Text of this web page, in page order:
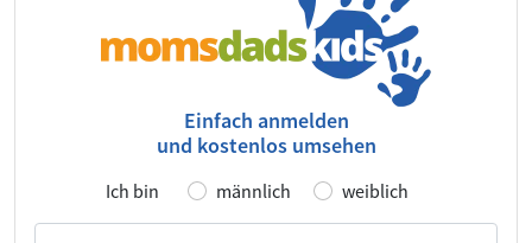
Einfach anmelden
und kostenlos umsehen
Ich bin männlich weiblich